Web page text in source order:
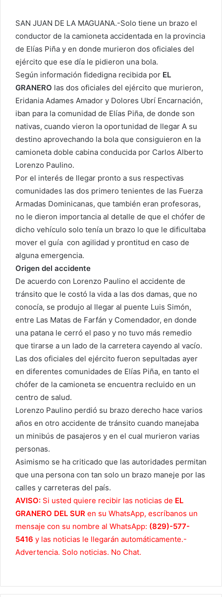
SAN JUAN DE LA MAGUANA.-Solo tiene un brazo el
conductor de la camioneta accidentada en la provincia
de Elías Piña y en donde murieron dos oficiales del
ejército que ese día le pidieron una bola.
Según información fidedigna recibida por EL
GRANERO las dos oficiales del ejército que murieron,
Eridania Adames Amador y Dolores Ubrí Encarnación,
iban para la comunidad de Elías Piña, de donde son
nativas, cuando vieron la oportunidad de llegar A su
destino aprovechando la bola que consiguieron en la
camioneta doble cabina conducida por Carlos Alberto
Lorenzo Paulino.
Por el interés de llegar pronto a sus respectivas
comunidades las dos primero tenientes de las Fuerza
Armadas Dominicanas, que también eran profesoras,
no le dieron importancia al detalle de que el chófer de
dicho vehículo solo tenía un brazo lo que le dificultaba
mover el guía con agilidad y prontitud en caso de
alguna emergencia.
Origen del accidente
De acuerdo con Lorenzo Paulino el accidente de
tránsito que le costó la vida a las dos damas, que no
conocía, se produjo al llegar al puente Luis Simón,
entre Las Matas de Farfán y Comendador, en donde
una patana le cerró el paso y no tuvo más remedio
que tirarse a un lado de la carretera cayendo al vacío.
Las dos oficiales del ejército fueron sepultadas ayer
en diferentes comunidades de Elías Piña, en tanto el
chófer de la camioneta se encuentra recluido en un
centro de salud.
Lorenzo Paulino perdió su brazo derecho hace varios
años en otro accidente de tránsito cuando manejaba
un minibús de pasajeros y en el cual murieron varias
personas.
Asimismo se ha criticado que las autoridades permitan
que una persona con tan solo un brazo maneje por las
calles y carreteras del país.
AVISO: Si usted quiere recibir las noticias de EL
GRANERO DEL SUR en su WhatsApp, escríbanos un
mensaje con su nombre al WhatsApp: (829)-577-
5416 y las noticias le llegarán automáticamente.-
Advertencia. Solo noticias. No Chat.